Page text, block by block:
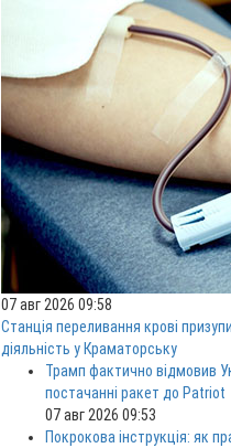
07 авг 2026 09:58
Станція переливання крові
діяльність у Краматорську
Трамп фактично відмовив
постачанні ракет до Patriot
07 авг 2026 09:53
Покрокова інструкція: як